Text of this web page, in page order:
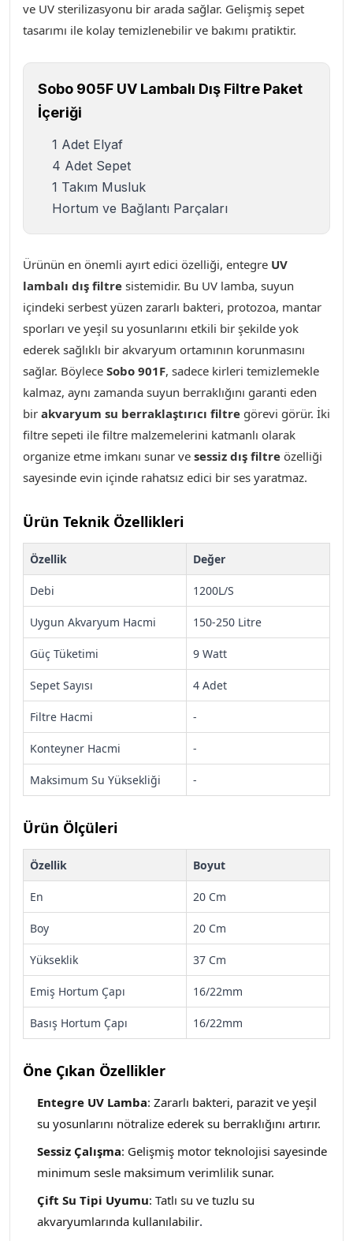
ve UV sterilizasyonu bir arada sağlar. Gelişmiş sepet
tasarımı ile kolay temizlenebilir ve bakımı pratiktir.
Sobo 905F UV Lambalı Dış Filtre Paket
İçeriği
1 Adet Elyaf
4 Adet Sepet
1 Takım Musluk
Hortum ve Bağlantı Parçaları
Ürünün en önemli ayırt edici özelliği, entegre UV
lambalı dış filtre sistemidir. Bu UV lamba, suyun
içindeki serbest yüzen zararlı bakteri, protozoa, mantar
sporları ve yeşil su yosunlarını etkili bir şekilde yok
ederek sağlıklı bir akvaryum ortamının korunmasını
sağlar. Böylece Sobo 901F, sadece kirleri temizlemekle
kalmaz, aynı zamanda suyun berraklığını garanti eden
bir akvaryum su berraklaştırıcı filtre görevi görür. İki
filtre sepeti ile filtre malzemelerini katmanlı olarak
organize etme imkanı sunar ve sessiz dış filtre özelliği
sayesinde evin içinde rahatsız edici bir ses yaratmaz.
Ürün Teknik Özellikleri
Özellik Değer
Debi 1200L/S
Uygun Akvaryum Hacmi 150-250 Litre
Güç Tüketimi 9 Watt
Sepet Sayısı 4 Adet
Filtre Hacmi -
Konteyner Hacmi -
Maksimum Su Yüksekliği -
Ürün Ölçüleri
Özellik Boyut
En 20 Cm
Boy 20 Cm
Yükseklik 37 Cm
Emiş Hortum Çapı 16/22mm
Basış Hortum Çapı 16/22mm
Öne Çıkan Özellikler
Entegre UV Lamba: Zararlı bakteri, parazit ve yeşil
su yosunlarını nötralize ederek su berraklığını artırır.
Sessiz Çalışma: Gelişmiş motor teknolojisi sayesinde
minimum sesle maksimum verimlilik sunar.
Çift Su Tipi Uyumu: Tatlı su ve tuzlu su
akvaryumlarında kullanılabilir.